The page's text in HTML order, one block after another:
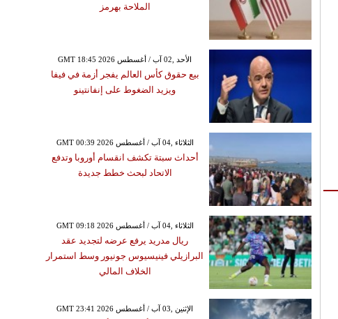
الملاحة بهرمز
GMT 18:45 2026 الأحد ,02 آب / أغسطس
بيع حقوق كأس العالم يفجر أزمة في فيفا
ويزيد الضغوط على إنفانتينو
GMT 00:39 2026 الثلاثاء ,04 آب / أغسطس
أحداث سبتة تكشف انقسام أوروبا وتدفع
الاتحاد لبحث خطط جديدة
GMT 09:18 2026 الثلاثاء ,04 آب / أغسطس
ريال مدريد يرفع عرضه لتجديد عقد
البرازيلي فينيسيوس جونيور وسط استمرار
الخلاف المالي
GMT 23:41 2026 الإثنين ,03 آب / أغسطس